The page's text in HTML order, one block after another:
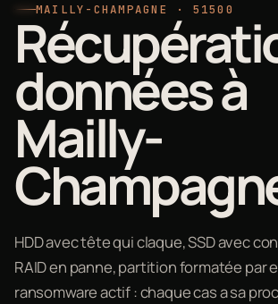
MAILLY-CHAMPAGNE · 51500
données à
Mailly-
HDD avec tête qui claque, SSD avec
RAID en panne, partition formatée par
ransomware actif : chaque cas a sa